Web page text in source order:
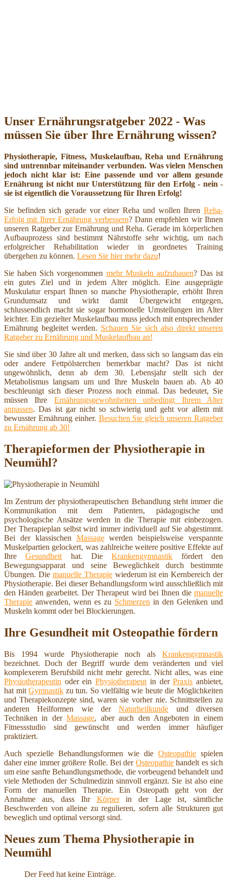
Unser Ernährungsratgeber 2022 - Was
müssen Sie über Ihre Ernährung wissen?
Physiotherapie, Fitness, Muskelaufbau, Reha und Ernährung
sind untrennbar miteinander verbunden. Was vielen Menschen
jedoch nicht klar ist: Eine passende und vor allem gesunde
Ernährung ist nicht nur Unterstützung für den Erfolg - nein -
sie ist eigentlich die Voraussetzung für Ihren Erfolg!
Sie befinden sich gerade vor einer Reha und wollen Ihren Reha-
Erfolg mit Ihrer Ernährung verbessern? Dann empfehlen wir Ihnen
unseren Ratgeber zur Ernährung und Reha. Gerade im körperlichen
Aufbauprozess sind bestimmt Nährstoffe sehr wichtig, um nach
erfolgreicher Rehabilitation wieder in geordnetes Training
übergehen zu können. Lesen Sie hier mehr dazu!
Sie haben Sich vorgenommen mehr Muskeln aufzubauen? Das ist
ein gutes Ziel und in jedem Alter möglich. Eine ausgeprägte
Muskulatur erspart Ihnen so manche Physiotherapie, erhöht Ihren
Grundumsatz und wirkt damit Übergewicht entgegen,
schlussendlich macht sie sogar hormonelle Umstellungen im Alter
leichter. Ein gezielter Muskelaufbau muss jedoch mit entsprechender
Ernährung begleitet werden. Schauen Sie sich also direkt unseren
Ratgeber zu Ernährung und Muskelaufbau an!
Sie sind über 30 Jahre alt und merken, dass sich so langsam das ein
oder andere Fettpölsterchen bemerkbar macht? Das ist nicht
ungewöhnlich, denn ab dem 30. Lebensjahr stellt sich der
Metabolismus langsam um und Ihre Muskeln bauen ab. Ab 40
beschleunigt sich dieser Prozess noch einmal. Das bedeutet, Sie
müssen Ihre Ernährungsgewohnheiten unbedingt Ihrem Alter
anpassen. Das ist gar nicht so schwierig und geht vor allem mit
bewusster Ernährung einher. Besuchen Sie gleich unseren Ratgeber
zu Ernährung ab 30!
Therapieformen der Physiotherapie in
Neumühl?
Im Zentrum der physiotherapeutischen Behandlung steht immer die
Kommunikation mit dem Patienten, pädagogische und
psychologische Ansätze werden in die Therapie mit einbezogen.
Der Therapieplan selbst wird immer individuell auf Sie abgestimmt.
Bei der klassischen Massagewerden beispielsweise verspannte
Muskelpartien gelockert, was zahlreiche weitere positive Effekte auf
IhreGesundheit hat. DieKrankengymnastik fördert den
Bewegungsapparat und seine Beweglichkeit durch bestimmte
Übungen. Die manuelle Therapiewiederum ist ein Kernbereich der
Physiotherapie. Bei dieser Behandlungsform wird ausschließlich mit
den Händen gearbeitet. Der Therapeut wird bei Ihnen die manuelle
Therapie anwenden, wenn es zu Schmerzen in den Gelenken und
Muskeln kommt oder bei Blockierungen.
Ihre Gesundheit mit Osteopathie fördern
Bis 1994 wurde Physiotherapie noch als Krankengymnastik
bezeichnet. Doch der Begriff wurde dem veränderten und viel
komplexerem Berufsbild nicht mehr gerecht. Nicht alles, was eine
Physiotherapeutin oder einPhysiotherapeut in derPraxis anbietet,
hat mitGymnastik zu tun. So vielfältig wie heute die Möglichkeiten
und Therapiekonzepte sind, waren sie vorher nie. Schnittstellen zu
anderen Heilformen wie derNaturheilkunde und diversen
Techniken in derMassage, aber auch den Angeboten in einem
Fitnessstudio sind gewünscht und werden immer häufiger
praktiziert.
Auch spezielle Behandlungsformen wie die Osteopathie spielen
daher eine immer größere Rolle. Bei der Osteopathiehandelt es sich
um eine sanfte Behandlungsmethode, die vorbeugend behandelt und
viele Methoden der Schulmedizin sinnvoll ergänzt. Sie ist also eine
Form der manuellen Therapie. Ein Osteopath geht von der
Annahme aus, dass Ihr Körperin der Lage ist, sämtliche
Beschwerden von alleine zu regulieren, sofern alle Strukturen gut
beweglich und optimal versorgt sind.
Neues zum Thema Physiotherapie in
Neumühl
Der Feed hat keine Einträge.